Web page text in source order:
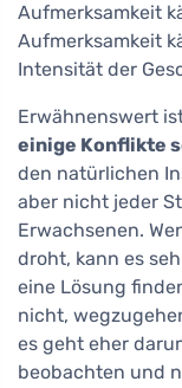
Aufmerksamkeit
Aufmerksamkeit
Intensität der
Erwähnenswert
einige Konflikte
den natürlichen
aber nicht jeder
Erwachsenen.
droht, kann es
eine Lösung
nicht,
es geht eher
beobachten und